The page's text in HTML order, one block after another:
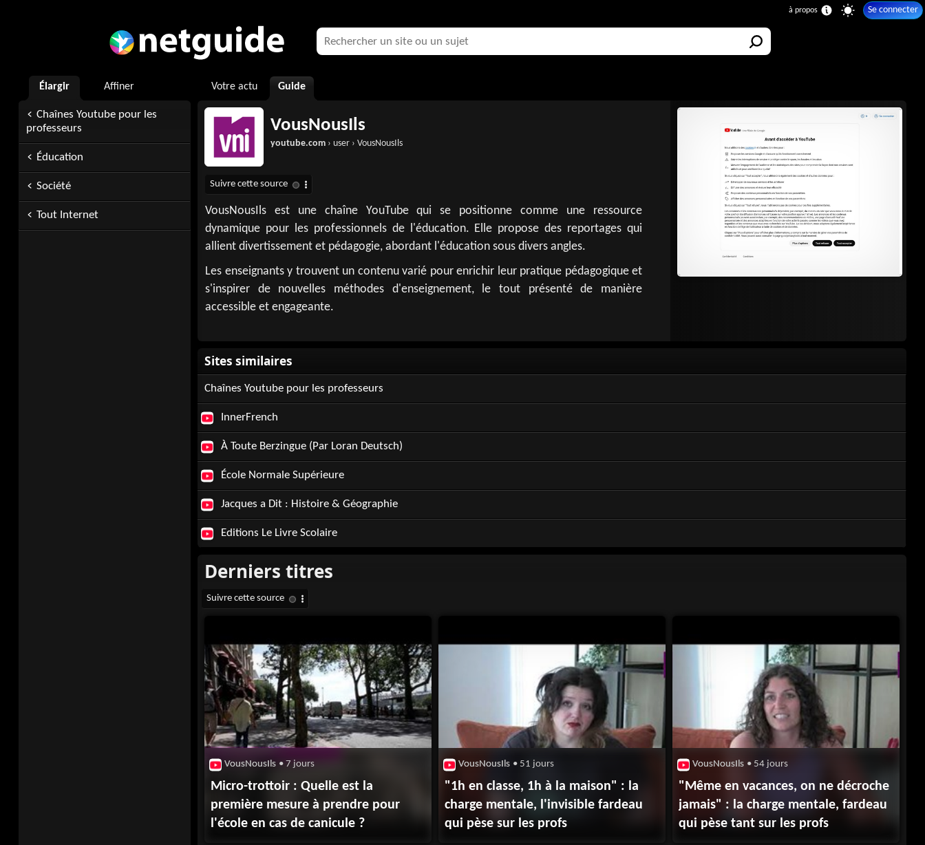
Se connecter
Élargir Affiner
Chaînes Youtube pour les
professeurs
Éducation
Société
Tout Internet
Votre actu Guide
VousNousIls
youtube.com › user › VousNousIls
VousNousIls est une chaîne YouTube qui se positionne comme une ressource
dynamique pour les professionnels de l'éducation. Elle propose des reportages qui
allient divertissement et pédagogie, abordant l'éducation sous divers angles.
Les enseignants y trouvent un contenu varié pour enrichir leur pratique pédagogique et
s'inspirer de nouvelles méthodes d'enseignement, le tout présenté de manière
accessible et engageante.
Chaînes Youtube pour les professeurs
InnerFrench
À Toute Berzingue (Par Loran Deutsch)
École Normale Supérieure
Jacques a Dit : Histoire & Géographie
Editions Le Livre Scolaire
VousNousIls • 7 jours
Micro-trottoir : Quelle est la
première mesure à prendre pour
l'école en cas de canicule ?
VousNousIls • 51 jours
"1h en classe, 1h à la maison" : la
charge mentale, l'invisible fardeau
qui pèse sur les profs
VousNousIls • 54 jours
"Même en vacances, on ne décroche
jamais" : la charge mentale, fardeau
qui pèse tant sur les profs